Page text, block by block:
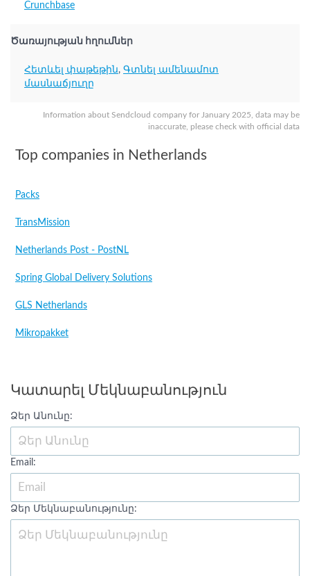
Information about Sendcloud company for January 2025, data may be
inaccurate, please check with official data
Crunchbase
Ծառայության հղումներ
Հետևել փաթեթին, Գտնել ամենամոտ
մասնաճյուղը
Top companies in Netherlands
Packs
TransMission
Netherlands Post - PostNL
Spring Global Delivery Solutions
GLS Netherlands
Mikropakket
Կատարել Մեկնաբանություն
Ձեր Անունը:
Email:
Ձեր Մեկնաբանությունը: